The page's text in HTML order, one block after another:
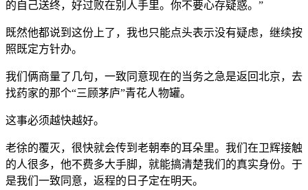
的自己送终，好过败在别人手里。你不要心存疑惑。”
既然他都说到这份上了，我也只能点头表示没有疑虑，继续按
照既定方针办。
我们俩商量了几句，一致同意现在的当务之急是返回北京，去
找药家的那个“三顾茅庐”青花人物罐。
这事必须越快越好。
老徐的覆灭，很快就会传到老朝奉的耳朵里。我们在卫辉接触
的人很多，他不费多大手脚，就能搞清楚我们的真实身份。于
是我们一致同意，返程的日子定在明天。